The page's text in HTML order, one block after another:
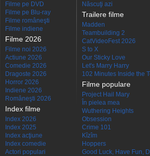
Filme pe DVD
Filme pe Blu-ray
Filme româneşti
Filme indiene
Filme 2026
Filme noi 2026
Actiune 2026
Comedie 2026
Dragoste 2026
Horror 2026
Indiene 2026
Româneşti 2026
Index filme
Index 2026
Index 2025
Index acţiune
Index comedie
Actori populari
Născuţi azi
Trailere filme
Madden
Teambuilding 2
CatVideoFest 2026
S to X
Our Sticky Love
Let's Marry Harry
102 Minutes Inside the
Filme populare
Project Hail Mary
În pielea mea
Wuthering Heights
Obsession
Crime 101
Kîzîm
Hoppers
Good Luck, Have Fun,